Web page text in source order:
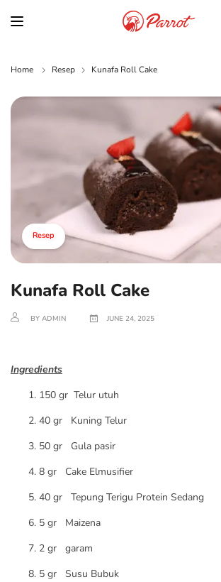
Home Resep Kunafa Roll Cake
Resep
Kunafa Roll Cake
BY ADMIN JUNE 24, 2025
Ingredients
150 gr Telur utuh
40 gr Kuning Telur
50 gr Gula pasir
8 gr Cake Elmusifier
40 gr Tepung Terigu Protein Sedang
5 gr Maizena
2 gr garam
5 gr Susu Bubuk